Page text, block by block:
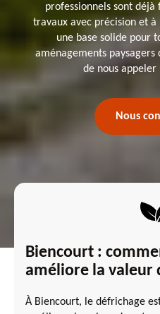
professionnels sont
travaux avec précision et
une base solide pour
aménagements paysagers
de nous appeler
Nous
Biencourt :
améliore la valeur
À Biencourt, le défrichage